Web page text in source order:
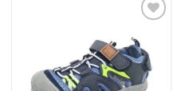
deseos